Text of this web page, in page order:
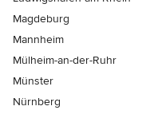
Magdeburg
Mannheim
Mülheim-an-der-Ruhr
Münster
Nürnberg